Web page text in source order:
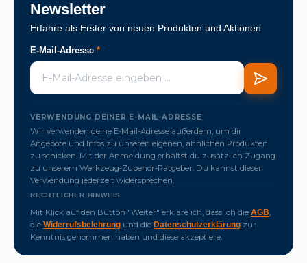
Newsletter
Erfahre als Erster von neuen Produkten und Aktionen
E-Mail-Adresse *
VERWENDUNG DEINER E-MAIL-ADRESSE
Wir verwenden deine E-Mail-Adresse außerdem, um dir
Angebote und Infos zu unseren eigenen, ähnlichen Produkten
zu schicken. Mit der Anmeldung erhältst du zusätzlich Zugang
zu unserem Werkzeug-Zubehör-Ratgeber. Du kannst dieser
Verwendung jederzeit widersprechen.
RECHTLICHER HINWEIS
Mit Klick auf den Button "Weiter" erkläre ich, dass ich die AGB,
die Widerrufsbelehrung und die Datenschutzerklärung zur
Kenntnis genommen haben und diese akzeptiere.